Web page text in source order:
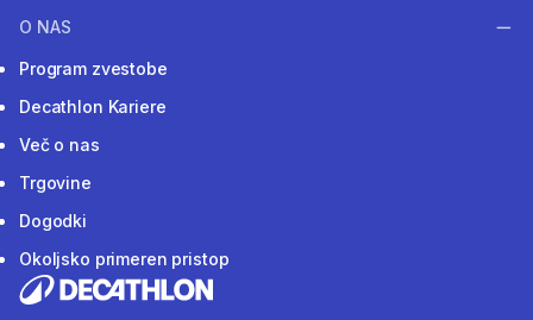
O NAS
Program zvestobe
Decathlon Kariere
Več o nas
Trgovine
Dogodki
Okoljsko primeren pristop